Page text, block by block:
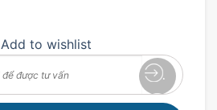
Add to wishlist